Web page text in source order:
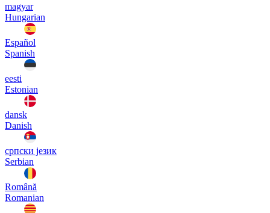
magyar
Hungarian
Español
Spanish
eesti
Estonian
dansk
Danish
српски језик
Serbian
Română
Romanian